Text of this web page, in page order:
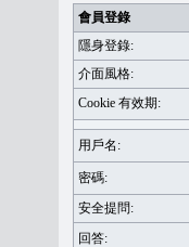
會員登錄
隱身登錄:
介面風格:
Cookie 有效期:
用戶名:
密碼:
安全提問:
回答: